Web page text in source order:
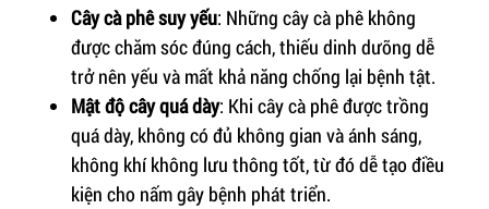
Cây cà phê suy yếu: Những cây cà phê không
được chăm sóc đúng cách, thiếu dinh dưỡng dễ
trở nên yếu và mất khả năng chống lại bệnh tật.
Mật độ cây quá dày: Khi cây cà phê được trồng
quá dày, không có đủ không gian và ánh sáng,
không khí không lưu thông tốt, từ đó dễ tạo điều
kiện cho nấm gây bệnh phát triển.